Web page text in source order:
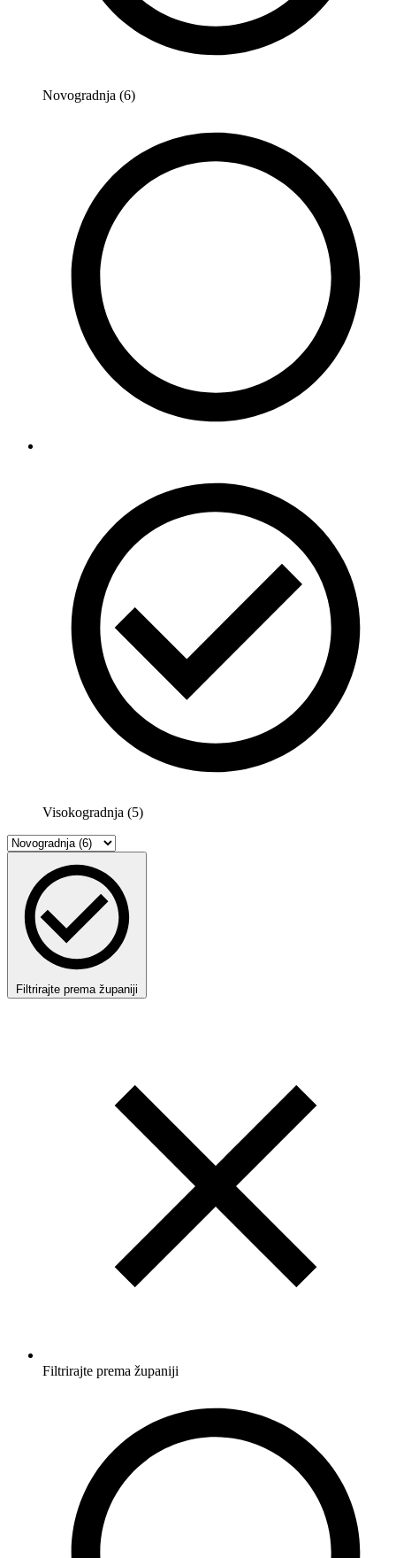
Novogradnja (6)
Visokogradnja (5)
Filtrirajte prema županiji
Filtrirajte prema županiji